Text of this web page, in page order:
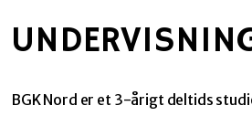
BGK Nord er et 3-årigt deltids